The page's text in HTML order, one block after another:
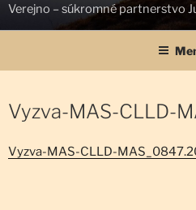
Verejno – súkromné partnerstvo
Vyzva-MAS-CLLD-
Vyzva-MAS-CLLD-